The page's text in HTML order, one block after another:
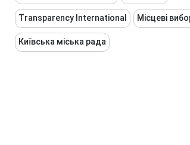
Transparency International Місцеві
Київська міська рада